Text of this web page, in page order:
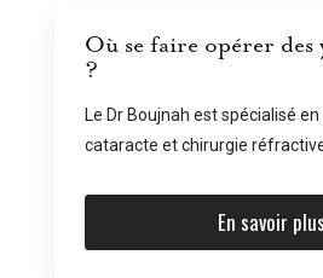
Où se faire opérer des
?
Le Dr Boujnah est spécialisé
cataracte et chirurgie
En savoir plus